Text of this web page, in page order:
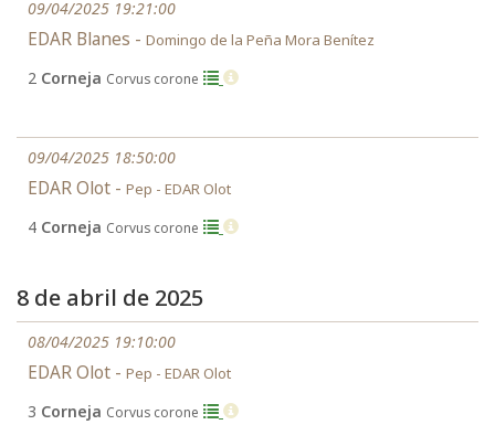
09/04/2025 19:21:00
EDAR Blanes - Domingo de la Peña Mora Benítez
2 Corneja Corvus corone
09/04/2025 18:50:00
EDAR Olot - Pep - EDAR Olot
4 Corneja Corvus corone
8 de abril de 2025
08/04/2025 19:10:00
EDAR Olot - Pep - EDAR Olot
3 Corneja Corvus corone